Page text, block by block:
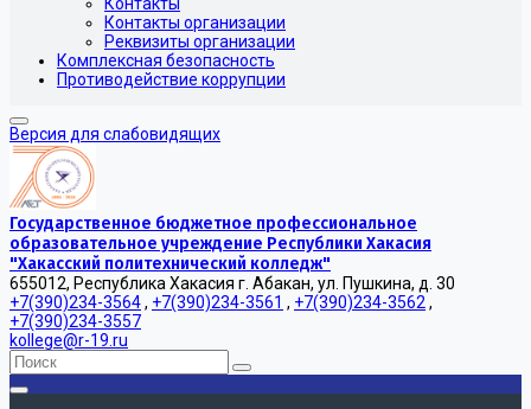
Контакты организации
Реквизиты организации
Комплексная безопасность
Противодействие коррупции
Версия для слабовидящих
Государственное бюджетное профессиональное
образовательное учреждение Республики Хакасия
"Хакасский политехнический колледж"
655012, Республика Хакасия г. Абакан, ул. Пушкина, д. 30
+7(390)234-3564, +7(390)234-3561 , +7(390)234-3562 ,
+7(390)234-3557
kollege@r-19.ru